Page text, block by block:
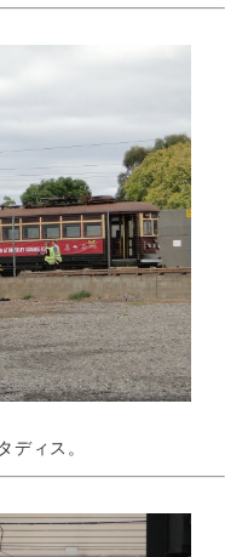
ディス。